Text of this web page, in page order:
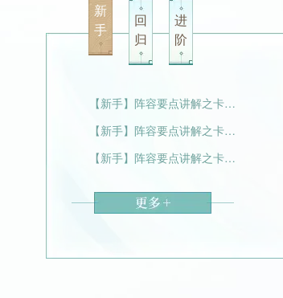
新
手
回
归
进
阶
【新手】阵容要点讲解之卡敏（四）
【新手】阵容要点讲解之卡敏（三）
【新手】阵容要点讲解之卡敏（二）